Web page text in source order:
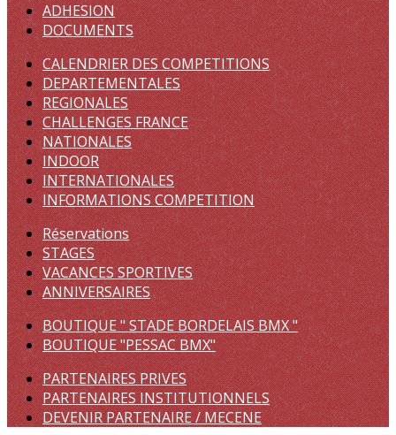
ADHESION
DOCUMENTS
CALENDRIER DES COMPETITIONS
DEPARTEMENTALES
REGIONALES
CHALLENGES FRANCE
NATIONALES
INDOOR
INTERNATIONALES
INFORMATIONS COMPETITION
Réservations
STAGES
VACANCES SPORTIVES
ANNIVERSAIRES
BOUTIQUE " STADE BORDELAIS BMX "
BOUTIQUE "PESSAC BMX"
PARTENAIRES PRIVES
PARTENAIRES INSTITUTIONNELS
DEVENIR PARTENAIRE / MECENE